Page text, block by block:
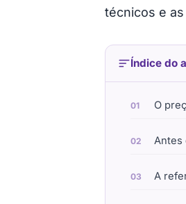
técnicos e
Índice do
O
Antes
A